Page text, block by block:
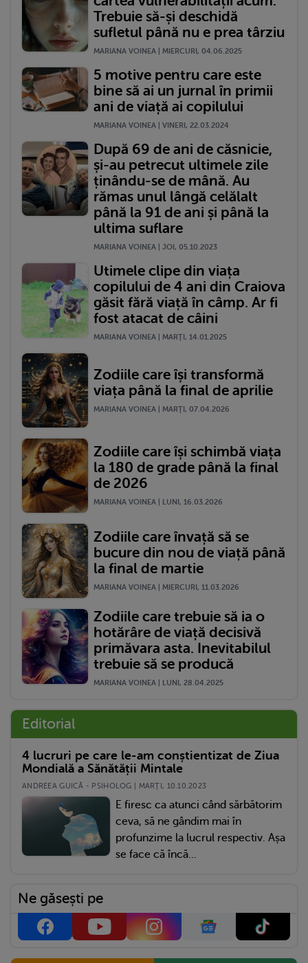
Trebuie să-și deschidă
sufletul până nu e prea târziu
MARIANA VOINEA | MIERCURI, 04.06.2025
5 motive pentru care este
bine să ai un jurnal în primii
ani de viață ai copilului
MARIANA VOINEA | VINERI, 22.03.2024
După 69 de ani de căsnicie,
și-au petrecut ultimele zile
ținându-se de mână. Au
rămas unul lângă celălalt
până la 91 de ani și până la
ultima suflare
MARIANA VOINEA | JOI, 05.10.2023
Utimele clipe din viața
copilului de 4 ani din Craiova
găsit fără viață în câmp. Ar fi
fost atacat de câini
MARIANA VOINEA | MARŢI, 14.01.2025
Zodiile care își transformă
viața până la final de aprilie
MARIANA VOINEA | MARŢI, 07.04.2026
Zodiile care își schimbă viața
la 180 de grade până la final
de 2026
MARIANA VOINEA | LUNI, 16.03.2026
Zodiile care învață să se
bucure din nou de viață până
la final de martie
MARIANA VOINEA | MIERCURI, 11.03.2026
Zodiile care trebuie să ia o
hotărâre de viață decisivă
primăvara asta. Inevitabilul
trebuie să se producă
MARIANA VOINEA | LUNI, 28.04.2025
Editorial
4 lucruri pe care le-am conștientizat de Ziua
Mondială a Sănătății Mintale
ANDREEA GUICĂ - PSIHOLOG | MARŢI, 10.10.2023
E firesc ca atunci când sărbătorim
ceva, să ne gândim mai în
profunzime la lucrul respectiv. Așa
se face că încă...
Ne găsești pe